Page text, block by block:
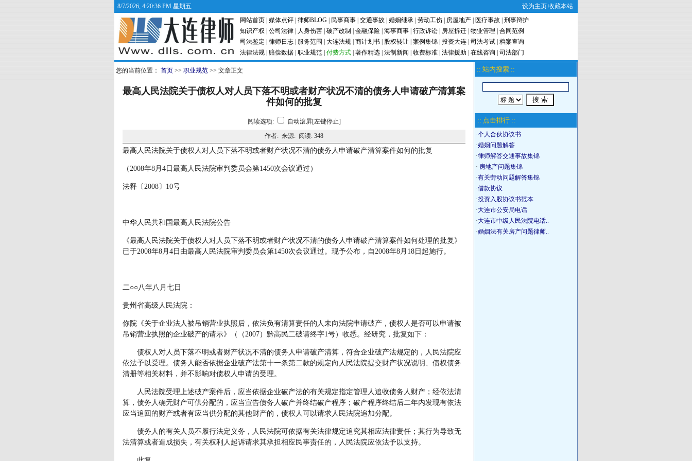
8/7/2026, 4:20:36 PM 星期五 设为主页 收藏本站
网站首页 媒体点评 律师BLOG 民事商事 交通事故 婚姻继承 劳动工伤 房屋地产 医疗事故 刑事辩护
知识产权
公司法律 人身伤害 破产改制 金融保险 海事商事 行政诉讼 房屋拆迁 物业管理
合同范例
司法鉴定
律师日志 服务范围 大连法规 商计划书 股权转让 案例集锦 投资大连 司法考试 档案查询
法律法规
赔偿数据 职业规范 付费方式 著作精选 法制新闻 收费标准 法律援助 在线咨询 司法部门
您的当前位置： 首页 >> 职业规范 >> 文章正文
最高人民法院关于债权人对人员下落不明或者财产状况不清的债务人申请破产清算案
件如何的批复
阅读选项:
自动滚屏[左键停止]
作者: 来源: 阅读: 348
最高人民法院关于债权人对人员下落不明或者财产状况不清的债务人申请破产清算案件如何的批复
（2008年8月4日最高人民法院审判委员会第1450次会议通过）
法释〔2008〕10号
中华人民共和国最高人民法院公告
《最高人民法院关于债权人对人员下落不明或者财产状况不清的债务人申请破产清算案件如何处理的批复》
已于2008年8月4日由最高人民法院审判委员会第1450次会议通过。现予公布，自2008年8月18日起施行。
二○○八年八月七日
贵州省高级人民法院：
你院《关于企业法人被吊销营业执照后，依法负有清算责任的人未向法院申请破产，债权人是否可以申请被
吊销营业执照的企业破产的请示》（（2007）黔高民二破请终字1号）收悉。经研究，批复如下：
债权人对人员下落不明或者财产状况不清的债务人申请破产清算，符合企业破产法规定的，人民法院应
依法予以受理。债务人能否依据企业破产法第十一条第二款的规定向人民法院提交财产状况说明、债权债务
清册等相关材料，并不影响对债权人申请的受理。
人民法院受理上述破产案件后，应当依据企业破产法的有关规定指定管理人追收债务人财产；经依法清
算，债务人确无财产可供分配的，应当宣告债务人破产并终结破产程序；破产程序终结后二年内发现有依法
应当追回的财产或者有应当供分配的其他财产的，债权人可以请求人民法院追加分配。
债务人的有关人员不履行法定义务，人民法院可依据有关法律规定追究其相应法律责任；其行为导致无
法清算或者造成损失，有关权利人起诉请求其承担相应民事责任的，人民法院应依法予以支持。
:: 站内搜索 ::
:: 点击排行 ::
·个人合伙协议书
·婚姻问题解答
·律师解答交通事故集锦
· 房地产问题集锦
·有关劳动问题解答集锦
·借款协议
·投资入股协议书范本
·大连市公安局电话
·大连市中级人民法院电话..
·婚姻法有关房产问题律师..